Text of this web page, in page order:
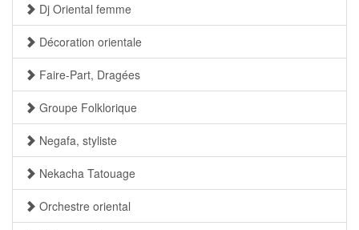
Dj Oriental femme
Décoration orientale
Faire-Part, Dragées
Groupe Folklorique
Negafa, styliste
Nekacha Tatouage
Orchestre oriental